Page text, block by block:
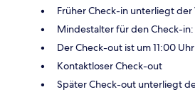
Früher Check-in unterliegt
Mindestalter für den Check-in:
Der Check-out ist um 11:00 Uhr
Kontaktloser Check-out
Später Check-out unterliegt